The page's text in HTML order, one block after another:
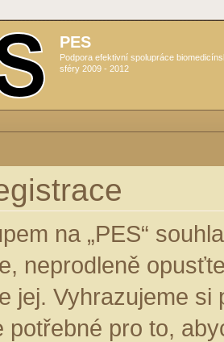
PES
Podpora efektivní spolupráce
sféry 2009 - 2012
na „PES“
neprodleně
jej. Vyhrazujeme
potřebné pro to,